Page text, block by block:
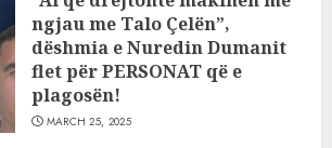
ngjau me Talo Çelën”,
dëshmia e Nuredin Dumanit
flet për PERSONAT që e
plagosën!
MARCH 25, 2025